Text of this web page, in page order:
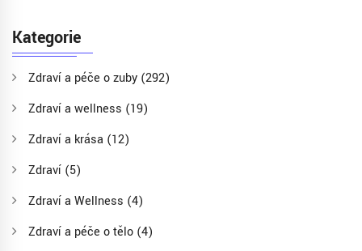
Kategorie
Zdraví a péče o zuby (292)
Zdraví a wellness (19)
Zdraví a krása (12)
Zdraví (5)
Zdraví a Wellness (4)
Zdraví a péče o tělo (4)